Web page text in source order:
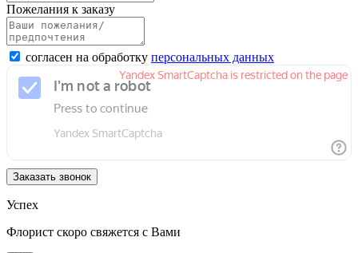
Пожелания к заказу
согласен на обработку персональных данных
Заказать звонок
Успех
Флорист скоро свяжется с Вами